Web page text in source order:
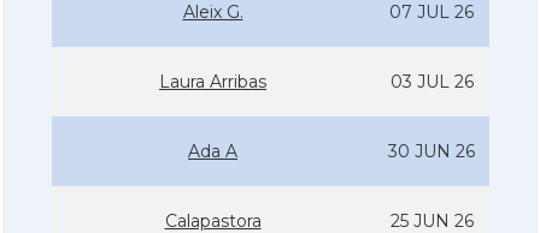
Aleix G. 07 JUL 26
Laura Arribas 03 JUL 26
Ada A 30 JUN 26
Calapastora 25 JUN 26